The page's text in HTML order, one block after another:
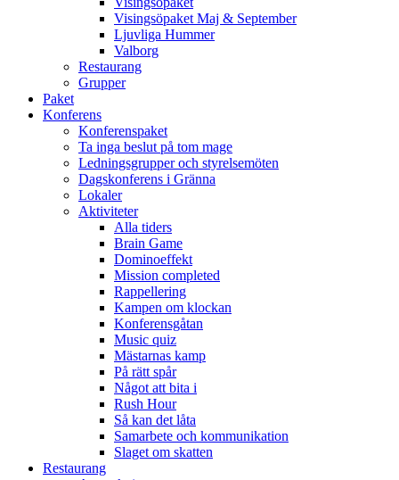
Visingsöpaket Maj & September
Ljuvliga Hummer
Valborg
Restaurang
Grupper
Paket
Konferens
Konferenspaket
Ta inga beslut på tom mage
Ledningsgrupper och styrelsemöten
Dagskonferens i Gränna
Lokaler
Aktiviteter
Alla tiders
Brain Game
Dominoeffekt
Mission completed
Rappellering
Kampen om klockan
Konferensgåtan
Music quiz
Mästarnas kamp
På rätt spår
Något att bita i
Rush Hour
Så kan det låta
Samarbete och kommunikation
Slaget om skatten
Restaurang